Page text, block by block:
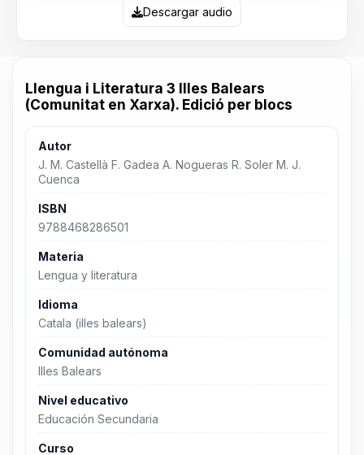
Descargar audio
Llengua i Literatura 3 Illes Balears
(Comunitat en Xarxa). Edició per blocs
Autor
J. M. Castellà F. Gadea A. Nogueras R. Soler M. J.
Cuenca
ISBN
9788468286501
Materia
Lengua y literatura
Idioma
Catala (illes balears)
Comunidad autónoma
Illes Balears
Nivel educativo
Educación Secundaria
Curso